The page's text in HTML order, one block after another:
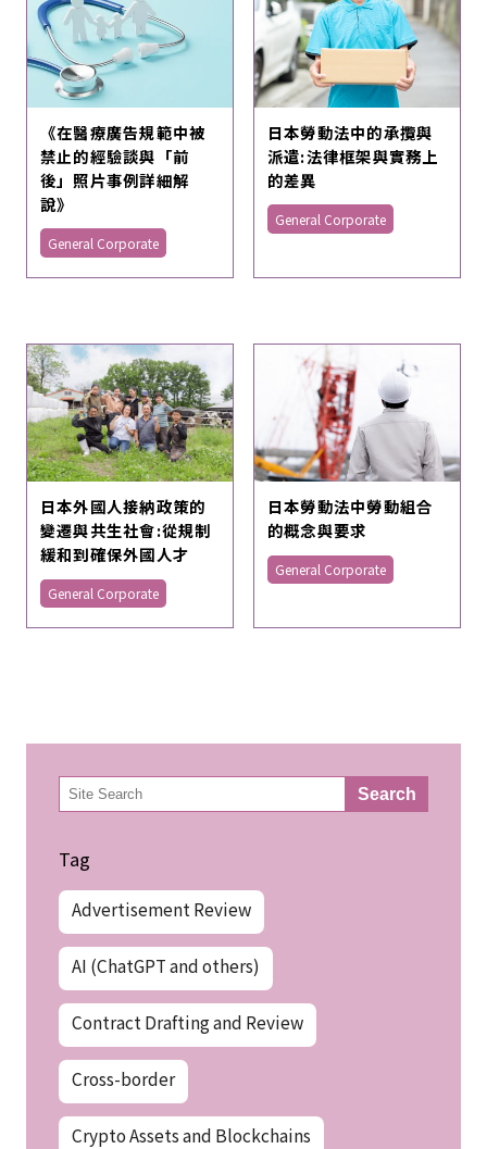
《在醫療廣告規範中被
禁止的經驗談與「前
後」照片事例詳細解
說》
General Corporate
日本勞動法中的承攬與
派遣:法律框架與實務上
的差異
General Corporate
日本外國人接納政策的
變遷與共生社會:從規制
緩和到確保外國人才
General Corporate
日本勞動法中勞動組合
的概念與要求
General Corporate
検
索 Search
Tag
Advertisement Review
AI (ChatGPT and others)
Contract Drafting and Review
Cross-border
Crypto Assets and Blockchains